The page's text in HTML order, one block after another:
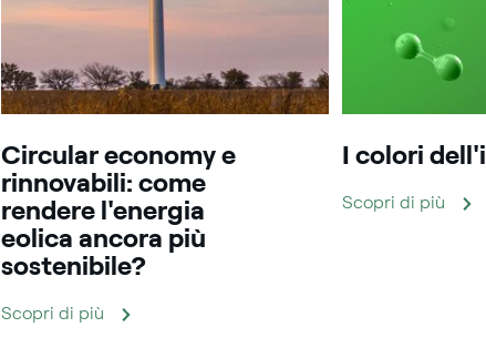
Circular economy e
rinnovabili: come
rendere l'energia
eolica ancora più
sostenibile?
Scopri di più
I colori
Scopri di più